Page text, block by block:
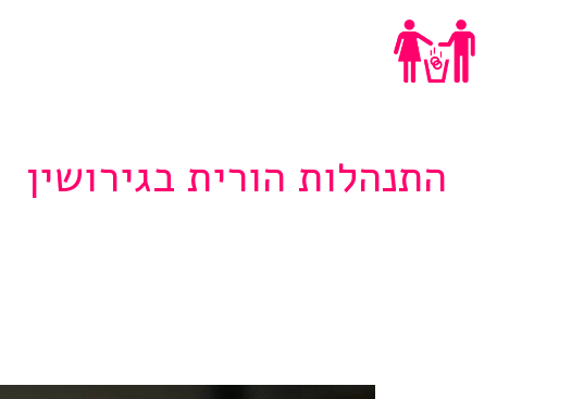
התנהלות הורית בגירושין